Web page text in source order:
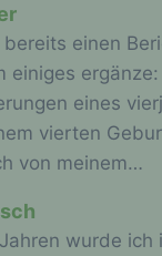
einen
einiges
eines
vierten
von meinem…
wurde ich
der betroffenen
betroffenen
Daten
oder der
dieser